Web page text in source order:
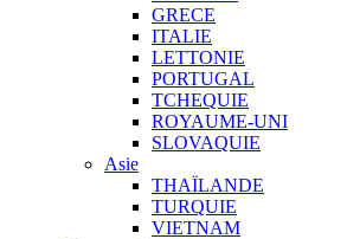
GRECE
ITALIE
LETTONIE
PORTUGAL
TCHEQUIE
ROYAUME-UNI
SLOVAQUIE
Asie
THAÏLANDE
TURQUIE
VIETNAM